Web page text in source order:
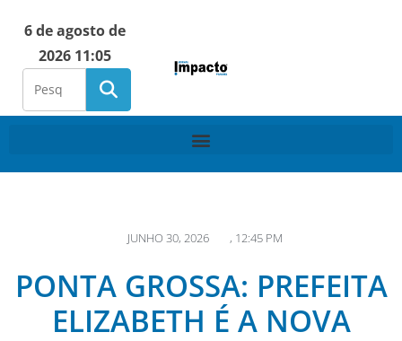
6 de agosto de
2026 11:05
JUNHO 30, 2026 , 12:45 PM
PONTA GROSSA: PREFEITA
ELIZABETH É A NOVA